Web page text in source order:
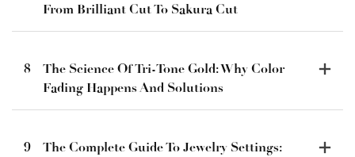
From Brilliant Cut To Sakura Cut
8
The Science Of Tri-Tone Gold: Why Color
Fading Happens And Solutions
9
The Complete Guide To Jewelry Settings: